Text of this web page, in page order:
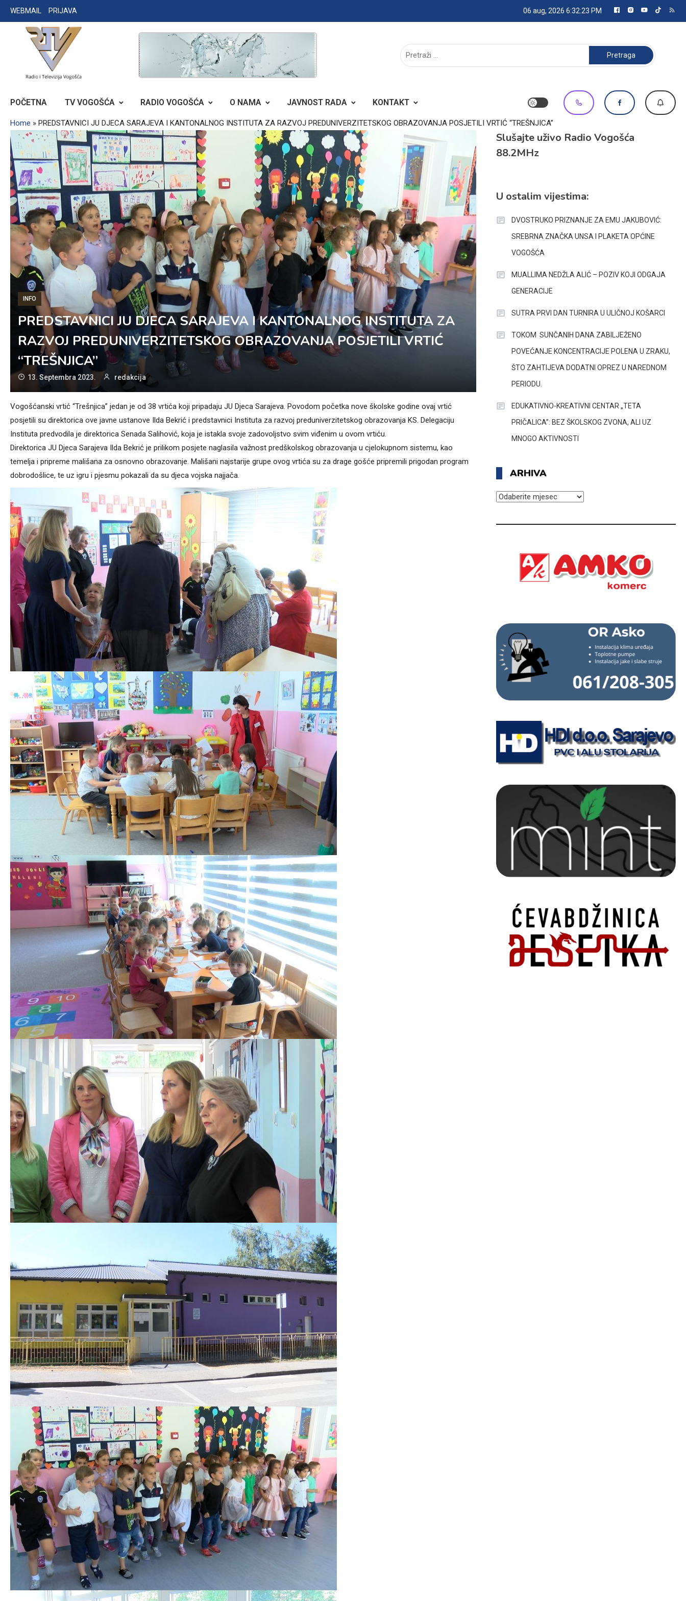
Skip
to
WEBMAIL PRIJAVA 06 aug, 2026 6:32:25 PM
RADIO TELEVIZIJA VOGOŠĆA
Pretraga:
POČETNA TV VOGOŠĆA RADIO VOGOŠĆA O NAMA JAVNOST RADA KONTAKT
Home » PREDSTAVNICI JU DJECA SARAJEVA I KANTONALNOG INSTITUTA ZA RAZVOJ PREDUNIVERZITETSKOG OBRAZOVANJA POSJETILI VRTIĆ “TREŠNJICA”
INFO
PREDSTAVNICI JU DJECA SARAJEVA I KANTONALNOG INSTITUTA ZA
RAZVOJ PREDUNIVERZITETSKOG OBRAZOVANJA POSJETILI VRTIĆ
“TREŠNJICA”
13. Septembra 2023. redakcija
Vogošćanski vrtić “Trešnjica” jedan je od 38 vrtića koji pripadaju JU Djeca Sarajeva. Povodom početka nove školske godine ovaj vrtić
posjetili su direktorica ove javne ustanove Ilda Bekrić i predstavnici Instituta za razvoj preduniverzitetskog obrazovanja KS. Delegaciju
Instituta predvodila je direktorica Senada Salihović, koja je istakla svoje zadovoljstvo svim viđenim u ovom vrtiću.
Direktorica JU Djeca Sarajeva Ilda Bekrić je prilikom posjete naglasila važnost predškolskog obrazovanja u cjelokupnom sistemu, kao
temelja i pripreme mališana za osnovno obrazovanje. Mališani najstarije grupe ovog vrtića su za drage gošće pripremili prigodan program
dobrodošlice, te uz igru i pjesmu pokazali da su djeca vojska najjača.
Slušajte uživo Radio Vogošća
88.2MHz
U ostalim vijestima:
DVOSTRUKO PRIZNANJE ZA EMU JAKUBOVIĆ:
SREBRNA ZNAČKA UNSA I PLAKETA OPĆINE
VOGOŠĆA
MUALLIMA NEDŽLA ALIĆ – POZIV KOJI ODGAJA
GENERACIJE
SUTRA PRVI DAN TURNIRA U ULIČNOJ KOŠARCI
TOKOM SUNČANIH DANA ZABILJEŽENO
POVEĆANJE KONCENTRACIJE POLENA U ZRAKU,
ŠTO ZAHTIJEVA DODATNI OPREZ U NAREDNOM
PERIODU.
EDUKATIVNO-KREATIVNI CENTAR „TETA
PRIČALICA”: BEZ ŠKOLSKOG ZVONA, ALI UZ
MNOGO AKTIVNOSTI
ARHIVA
ARHIVA